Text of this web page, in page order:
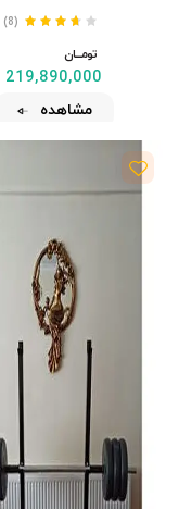
(8)
تومــــــان
219,890,000
مشاهده